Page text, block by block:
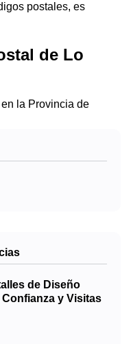
postales, es
de Lo
la Provincia de
de Diseño
Confianza y Visitas